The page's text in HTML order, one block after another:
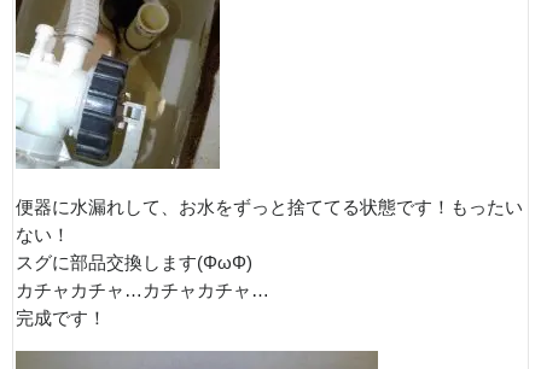
便器に水漏れして、お水をずっと捨ててる状態です！もったい
ない！
スグに部品交換します(ΦωΦ)
カチャカチャ…カチャカチャ…
完成です！